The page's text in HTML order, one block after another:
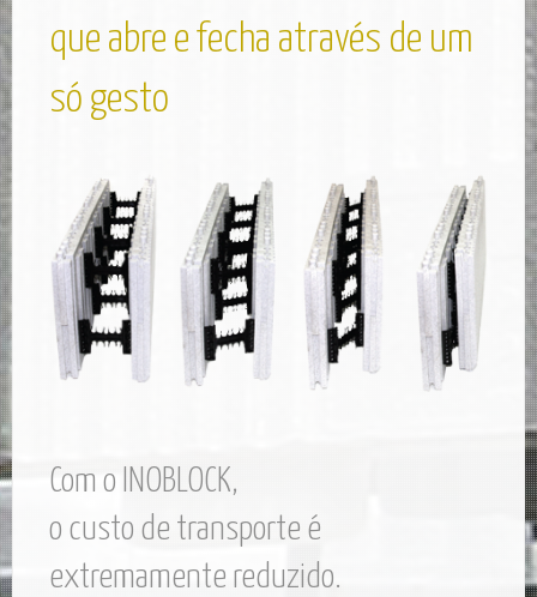
que abre e fecha através de um
só gesto
Com o INOBLOCK,
o custo de transporte é
extremamente reduzido.